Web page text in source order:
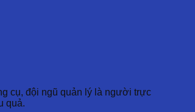
cụ, đội ngũ quản lý là người trực
quả.